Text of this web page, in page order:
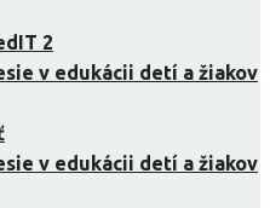
2
v edukácii detí a žiakov
v edukácii detí a žiakov